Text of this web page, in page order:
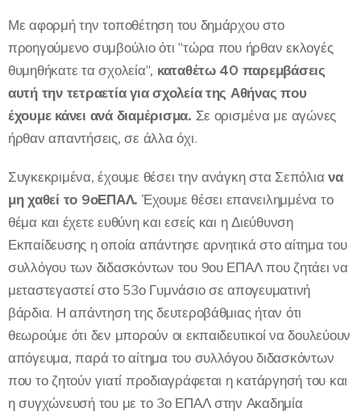
Με αφορμή την τοποθέτηση του δημάρχου στο
προηγούμενο συμβούλιο ότι "τώρα που ήρθαν εκλογές
θυμηθήκατε τα σχολεία", καταθέτω 40 παρεμβάσεις
αυτή την τετραετία για σχολεία της Αθήνας που
έχουμε κάνει ανά διαμέρισμα. Σε ορισμένα με αγώνες
ήρθαν απαντήσεις, σε άλλα όχι.
Συγκεκριμένα, έχουμε θέσει την ανάγκη στα Σεπόλιανα
μη χαθεί το 9οΕΠΑΛ. Έχουμε θέσει επανειλημμένα το
θέμα και έχετε ευθύνη και εσείς και η Διεύθυνση
Εκπαίδευσης η οποία απάντησε αρνητικά στο αίτημα του
συλλόγου των διδασκόντων του 9ου ΕΠΑΛ που ζητάει να
μεταστεγαστεί στο 53ο Γυμνάσιο σε απογευματινή
βάρδια. Η απάντηση της δευτεροβάθμιας ήταν ότι
θεωρούμε ότι δεν μπορούν οι εκπαιδευτικοί να δουλεύουν
απόγευμα, παρά το αίτημα του συλλόγου διδασκόντων
που το ζητούν γιατί προδιαγράφεται η κατάργησή του και
η συγχώνευσή του με το 3ο ΕΠΑΛ στην Ακαδημία